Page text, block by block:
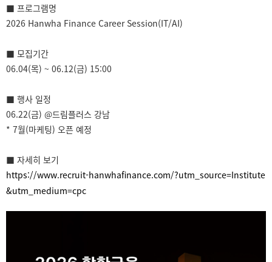
■ 프로그램명
2026 Hanwha Finance Career Session(IT/AI)
■ 모집기간
06.04(목) ~ 06.12(금) 15:00
■ 행사 일정
06.22(금) @드림플러스 강남
* 7월(마케팅) 오픈 예정
■ 자세히 보기
https://www.recruit-hanwhafinance.com/?utm_source=Institute
&utm_medium=cpc